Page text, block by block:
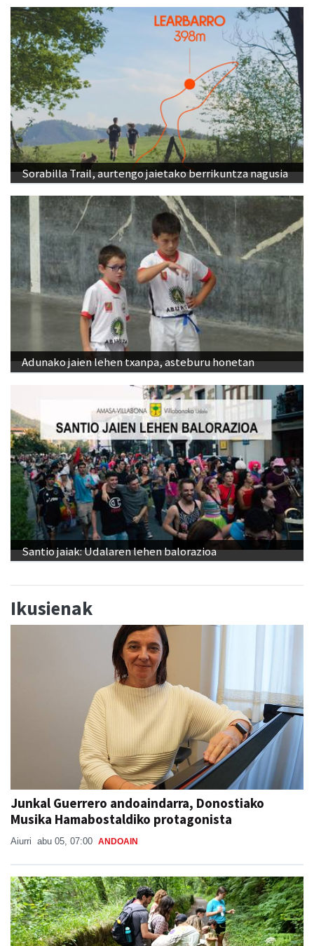
Sorabilla Trail, aurtengo jaietako berrikuntza nagusia
Adunako jaien lehen txanpa, asteburu honetan
Santio jaiak: Udalaren lehen balorazioa
Ikusienak
Junkal Guerrero andoaindarra, Donostiako
Musika Hamabostaldiko protagonista
Aiurri abu 05, 07:00 ANDOAIN